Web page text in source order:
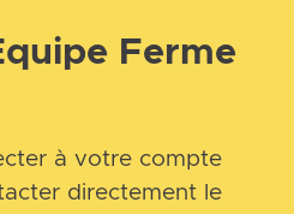
Ferme
à votre compte
directement le